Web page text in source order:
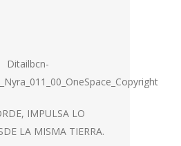
IMPULSA LO
LA MISMA TIERRA.